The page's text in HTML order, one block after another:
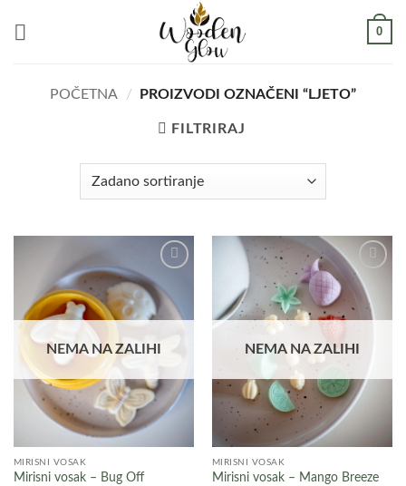
0
POČETNA / PROIZVODI OZNAČENI “LJETO”
FILTRIRAJ
Add to
wishlist
NEMA NA ZALIHI
MIRISNI VOSAK
Mirisni vosak – Bug Off
Add to
wishlist
NEMA NA ZALIHI
MIRISNI VOSAK
Mirisni vosak – Mango Breeze